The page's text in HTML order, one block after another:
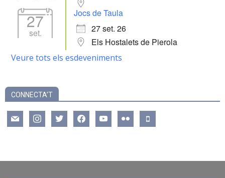
27
set.
Jocs de Taula
27 set. 26
Els Hostalets de Pierola
Veure tots els esdeveniments
CONNECTA’T
mail instagramtwitter facebookyoutube flickr mobile